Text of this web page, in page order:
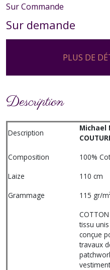
Sur Commande
Sur demande
PLUS DE
Description
Description
Michael
Composition
100%
Laize
110 cm
Grammage
115 gr/
tissu
conçue
travaux